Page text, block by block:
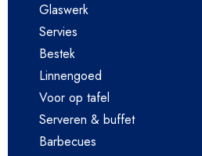
Glaswerk
Servies
Bestek
Linnengoed
Voor op tafel
Serveren & buffet
Barbecues